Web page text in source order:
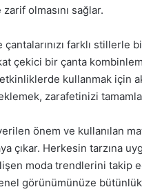
olmasını sağlar.
farklı stillerle
çekici bir çanta
etkinliklerde kullanmak
zarafetinizi
önem ve kullanılan
çıkar. Herkesin tarzına
moda trendlerini takip
görünümünüze bütünlük